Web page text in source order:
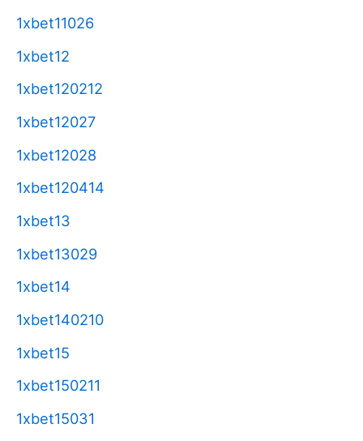
1xbet11026
1xbet12
1xbet120212
1xbet12027
1xbet12028
1xbet120414
1xbet13
1xbet13029
1xbet14
1xbet140210
1xbet15
1xbet150211
1xbet15031